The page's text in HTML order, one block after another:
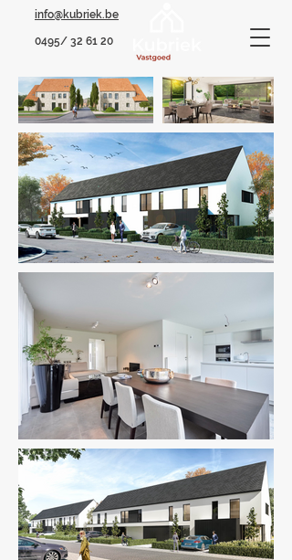
info@kubriek.be
0495/ 32 61 20